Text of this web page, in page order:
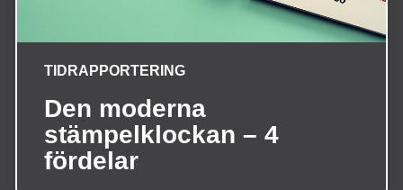
TIDRAPPORTERING
Den moderna
stämpelklockan – 4
fördelar